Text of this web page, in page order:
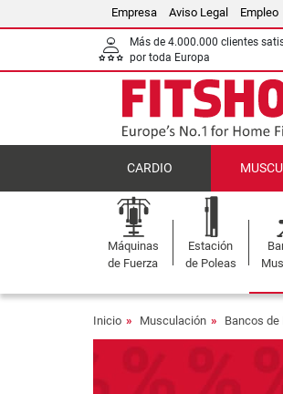
Empresa Aviso Legal Empleo
Más de 4.000.000 clientes
por toda Europa
CARDIO
Máquinas
de Fuerza
Estación
de Poleas
Inicio Musculación Bancos